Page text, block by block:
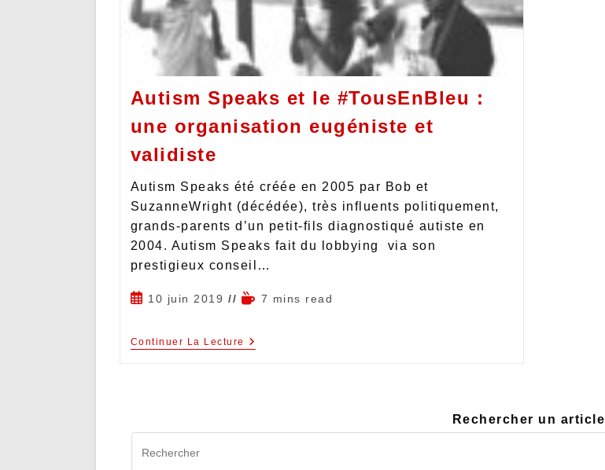
Autism Speaks et le #TousEnBleu :
une organisation eugéniste et
validiste
Autism Speaks été créée en 2005 par Bob et
SuzanneWright (décédée), très influents politiquement,
grands-parents d’un petit-fils diagnostiqué autiste en
2004. Autism Speaks fait du lobbying via son
prestigieux conseil…
10 juin 2019 7 mins read
Continuer La Lecture
Rechercher un article